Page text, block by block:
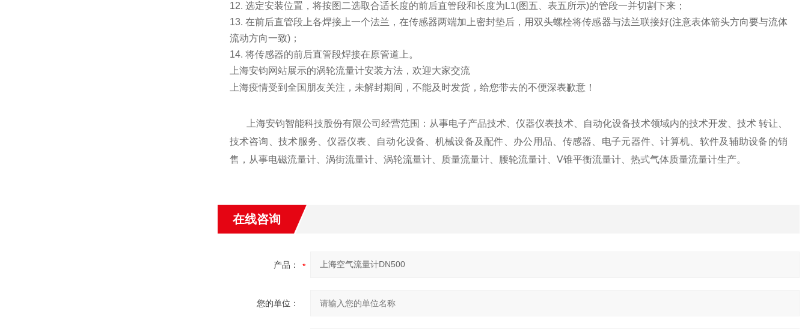
12. 选定安装位置，将按图二选取合适长度的前后直管段和长度为 L1(图五、表五所示)的管段一并切割下来；
13. 在前后直管段上各焊接上一个法兰，在传感器两端加上密封垫后，用双头螺栓将传感器与法兰联接好(注意表体箭头方向要与流体
流动方向一致)；
14. 将传感器的前后直管段焊接在原管道上。
上海安钧网站展示的涡轮流量计安装方法，欢迎大家交流
上海疫情受到全国朋友关注，未解封期间，不能及时发货，给您带去的不便深表歉意！
上海安钧智能科技股份有限公司经营范围：从事电子产品技术、仪器仪表技术、自动化设备技术领域内的技术开发、技术转让、
技术咨询、技术服务、仪器仪表、自动化设备、机械设备及配件、办公用品、传感器、电子元器件、计算机、软件及辅助设备的销
售，从事电磁流量计、涡街流量计、涡轮流量计、质量流量计、腰轮流量计、 V锥平衡流量计、热式气体质量流量计生产。
在线咨询
产品：
您的单位：